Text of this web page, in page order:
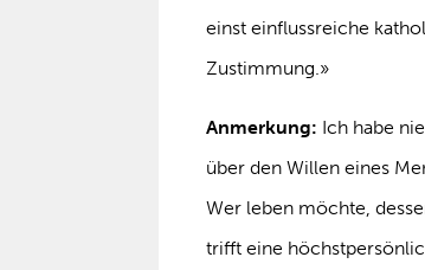
einst einflussreiche
Zustimmung.»
Anmerkung: Ich habe
über den Willen eines
Wer leben möchte,
trifft eine